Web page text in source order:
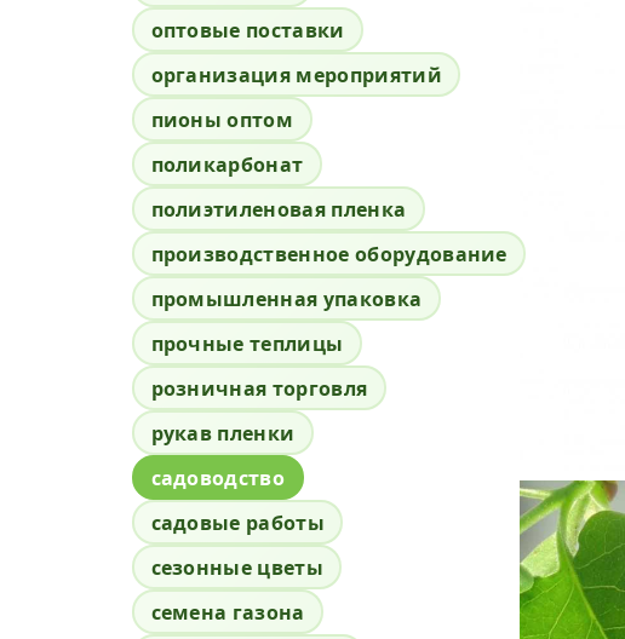
оптовые поставки
организация мероприятий
пионы оптом
поликарбонат
полиэтиленовая пленка
производственное оборудование
промышленная упаковка
прочные теплицы
розничная торговля
рукав пленки
садоводство
садовые работы
сезонные цветы
семена газона